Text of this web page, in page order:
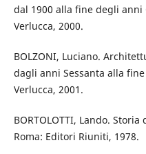
dal 1900 alla fine degli
Verlucca, 2000.
BOLZONI, Luciano.
dagli anni Sessanta alla
Verlucca, 2001.
BORTOLOTTI, Lando.
Roma: Editori Riuniti, 1978.